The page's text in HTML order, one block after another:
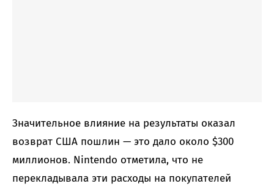
Значительное влияние на результаты оказал
возврат США пошлин — это дало около $300
миллионов. Nintendo отметила, что не
перекладывала эти расходы на покупателей